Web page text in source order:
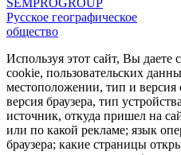
SEMPROGROUP
Русское географическое
общество
Используя этот сайт, Вы даете
cookie, пользовательских
местоположении, тип и
версия браузера, тип
источник, откуда пришел на
или по какой рекламе; язык
браузера; какие страницы